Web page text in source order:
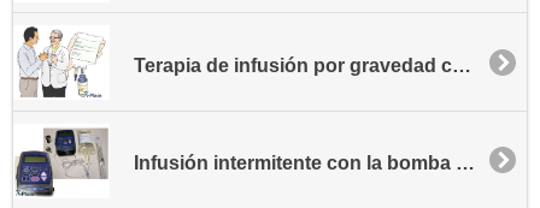
Terapia de infusión por gravedad con Mini-Bag Plus
Infusión intermitente con la bomba CADD Prizm